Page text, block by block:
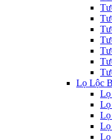
Lọ Lộc
Lọ
Lọ
Lọ
Lọ
Lọ